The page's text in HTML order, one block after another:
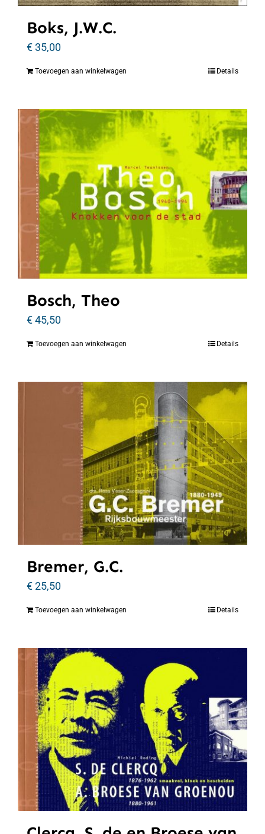
Boks, J.W.C.
€35,00
Toevoegen aan winkelwagen Details
Bosch, Theo
€45,50
Toevoegen aan winkelwagen Details
Bremer, G.C.
€25,50
Toevoegen aan winkelwagen Details